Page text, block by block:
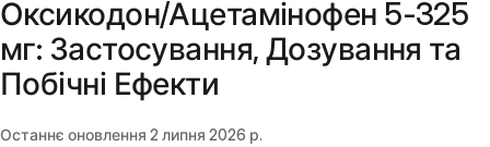
Оксикодон/Ацетамінофен 5-325
мг: Застосування, Дозування та
Побічні Ефекти
Останнє оновлення 2 липня 2026 р.